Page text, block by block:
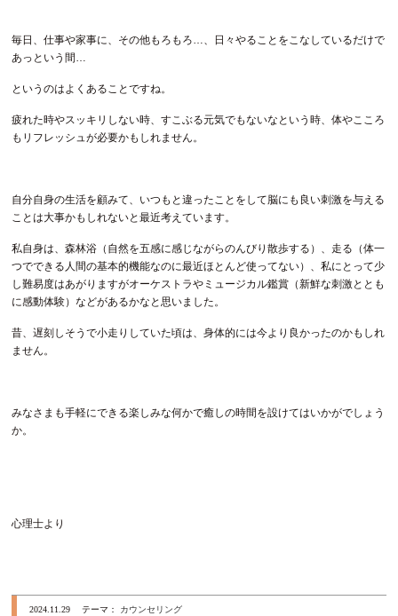
毎日、仕事や家事に、その他もろもろ…、日々やることをこなしているだけで
あっという間…
というのはよくあることですね。
疲れた時やスッキリしない時、すこぶる元気でもないなという時、体やこころ
もリフレッシュが必要かもしれません。
自分自身の生活を顧みて、いつもと違ったことをして脳にも良い刺激を与える
ことは大事かもしれないと最近考えています。
私自身は、森林浴（自然を五感に感じながらのんびり散歩する）、走る（体一
つでできる人間の基本的機能なのに最近ほとんど使ってない）、私にとって少
し難易度はあがりますがオーケストラやミュージカル鑑賞（新鮮な刺激ととも
に感動体験）などがあるかなと思いました。
昔、遅刻しそうで小走りしていた頃は、身体的には今より良かったのかもしれ
ません。
みなさまも手軽にできる楽しみな何かで癒しの時間を設けてはいかがでしょう
か。
心理士より
2024.11.29 テーマ： カウンセリング